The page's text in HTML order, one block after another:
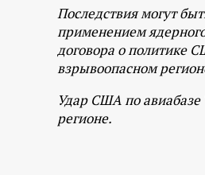
Последствия могут
применением
договора о политике
взрывоопасном
Удар США по авиабазе
регионе.